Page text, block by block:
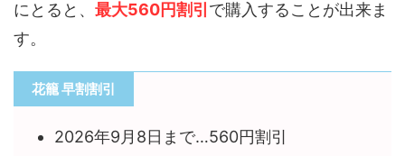
にとると、 最大560円割引で購入することが出来ま
す。
花籠 早割割引
2026年9月8日まで…560円割引